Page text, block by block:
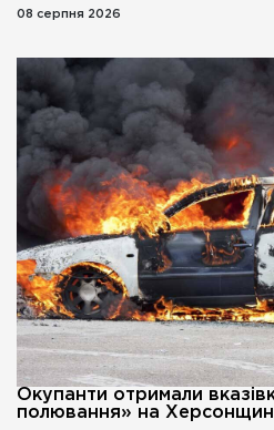
08 серпня 2026
Окупанти отримали
полювання» на